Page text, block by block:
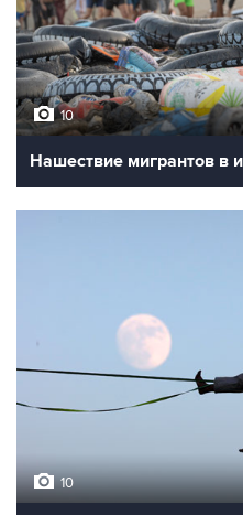
10
Нашествие мигрантов в
10